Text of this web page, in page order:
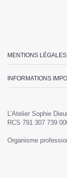
MENTIONS LÉGALES
INFORMATIONS
L’Atelier Sophie
RCS 791 307 739
Organisme